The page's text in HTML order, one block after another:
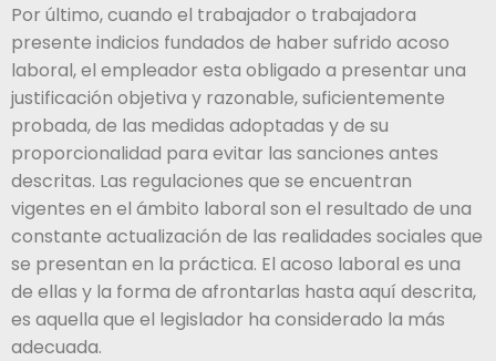
Por último, cuando el trabajador o trabajadora
presente indicios fundados de haber sufrido acoso
laboral, el empleador esta obligado a presentar una
justificación objetiva y razonable, suficientemente
probada, de las medidas adoptadas y de su
proporcionalidad para evitar las sanciones antes
descritas. Las regulaciones que se encuentran
vigentes en el ámbito laboral son el resultado de una
constante actualización de las realidades sociales que
se presentan en la práctica. El acoso laboral es una
de ellas y la forma de afrontarlas hasta aquí descrita,
es aquella que el legislador ha considerado la más
adecuada.